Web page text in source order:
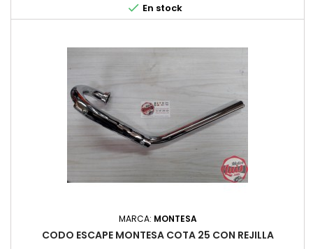
 En stock
MARCA: MONTESA
CODO ESCAPE MONTESA COTA 25 CON REJILLA